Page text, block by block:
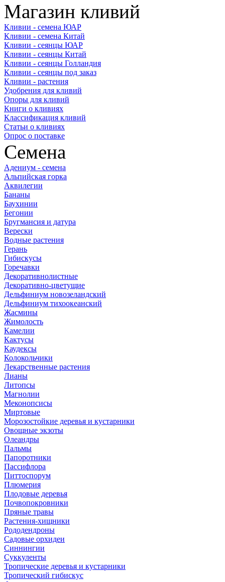
Магазин кливий
Кливии - семена ЮАР
Кливии - семена Китай
Кливии - сеянцы ЮАР
Кливии - сеянцы Китай
Кливии - сеянцы Голландия
Кливии - сеянцы под заказ
Кливии - растения
Удобрения для кливий
Опоры для кливий
Книги о кливиях
Классификация кливий
Статьи о кливиях
Опрос о поставке
Семена
Адениум - семена
Альпийская горка
Аквилегии
Бананы
Баухинии
Бегонии
Бругмансия и датура
Верески
Водные растения
Герань
Гибискусы
Горечавки
Декоративнолистные
Декоративно-цветущие
Дельфиниум новозеландский
Дельфиниум тихоокеанский
Жасмины
Жимолость
Камелии
Кактусы
Каудексы
Колокольчики
Лекарственные растения
Лианы
Литопсы
Магнолии
Меконопсисы
Миртовые
Морозостойкие деревья и кустарники
Овощные экзоты
Олеандры
Пальмы
Папоротники
Пассифлора
Питтоспорум
Плюмерия
Плодовые деревья
Почвопокровники
Пряные травы
Растения-хищники
Рододендроны
Садовые орхидеи
Синнингии
Суккуленты
Тропические деревья и кустарники
Тропический гибискус